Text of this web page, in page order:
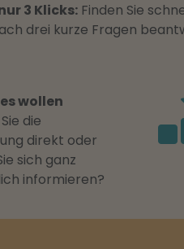
3 Klicks: Finden Sie
drei kurze Fragen
wollen
die
direkt oder
sich ganz
informieren?